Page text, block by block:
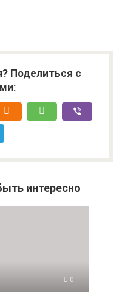
Поделиться с
интересно
0